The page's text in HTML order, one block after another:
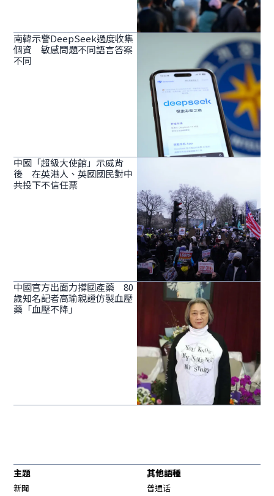
南韓示警DeepSeek過度收集
個資 敏感問題不同語言答案
不同
中國「超級大使館」示威背
後 在英港人、英國國民對中
共投下不信任票
中國官方出面力撐國產藥 80
歲知名記者高瑜親證仿製血壓
藥「血壓不降」
主題
新聞
其他語種
普通话